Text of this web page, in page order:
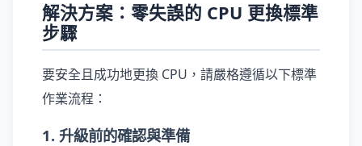
解決方案：零失誤的 CPU 更換標準
步驟
要安全且成功地更換 CPU，請嚴格遵循以下標準
作業流程：
1. 升級前的確認與準備